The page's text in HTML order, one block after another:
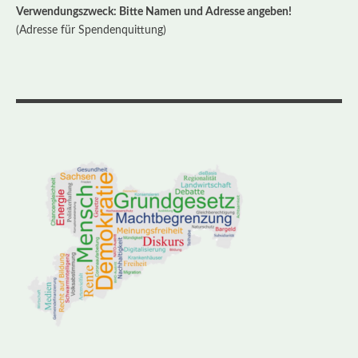
Verwendungszweck: Bitte Namen und Adresse angeben!
(Adresse für Spendenquittung)